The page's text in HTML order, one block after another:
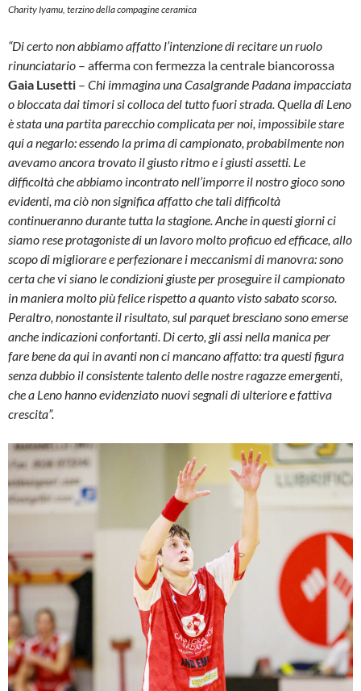
Charity Iyamu, terzino della compagine ceramica
“Di certo non abbiamo affatto l’intenzione di recitare un ruolo
rinunciatario – afferma con fermezza la centrale biancorossa
Gaia Lusetti – Chi immagina una Casalgrande Padana impacciata
o bloccata dai timori si colloca del tutto fuori strada. Quella di Leno
è stata una partita parecchio complicata per noi, impossibile stare
qui a negarlo: essendo la prima di campionato, probabilmente non
avevamo ancora trovato il giusto ritmo e i giusti assetti. Le
difficoltà che abbiamo incontrato nell’imporre il nostro gioco sono
evidenti, ma ciò non significa affatto che tali difficoltà
continueranno durante tutta la stagione. Anche in questi giorni ci
siamo rese protagoniste di un lavoro molto proficuo ed efficace, allo
scopo di migliorare e perfezionare i meccanismi di manovra: sono
certa che vi siano le condizioni giuste per proseguire il campionato
in maniera molto più felice rispetto a quanto visto sabato scorso.
Peraltro, nonostante il risultato, sul parquet bresciano sono emerse
anche indicazioni confortanti. Di certo, gli assi nella manica per
fare bene da qui in avanti non ci mancano affatto: tra questi figura
senza dubbio il consistente talento delle nostre ragazze emergenti,
che a Leno hanno evidenziato nuovi segnali di ulteriore e fattiva
crescita”.